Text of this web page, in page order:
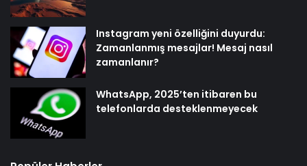
Instagram yeni özelliğini duyurdu:
Zamanlanmış mesajlar! Mesaj nasıl
zamanlanır?
WhatsApp, 2025’ten itibaren bu
telefonlarda desteklenmeyecek